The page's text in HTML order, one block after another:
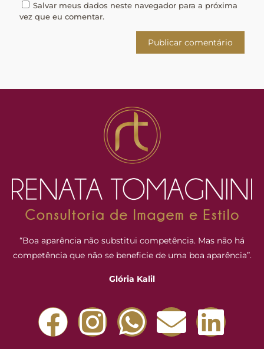
Salvar meus dados neste navegador para a próxima
vez que eu comentar.
“Boa aparência não substitui competência. Mas não há
competência que não se beneficie de uma boa aparência”.
Glória Kalil